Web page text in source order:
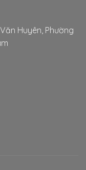
Huyên, Phường